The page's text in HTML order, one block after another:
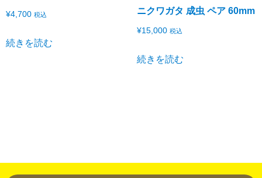
¥4,700 税込
続きを読む
ニクワガタ 成虫 ペア 60mm
¥15,000 税込
続きを読む